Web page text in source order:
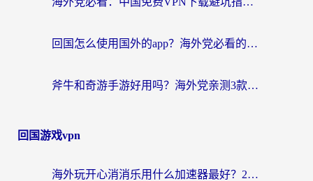
回国怎么使用国外的app？海外党必看的无缝访问国内资源全攻略
斧牛和奇游手游好用吗？海外党亲测3款回国加速器，选对才能无缝刷国内资源
回国游戏vpn
海外玩开心消消乐用什么加速器最好？2026真实体验指南，告别延迟卡顿